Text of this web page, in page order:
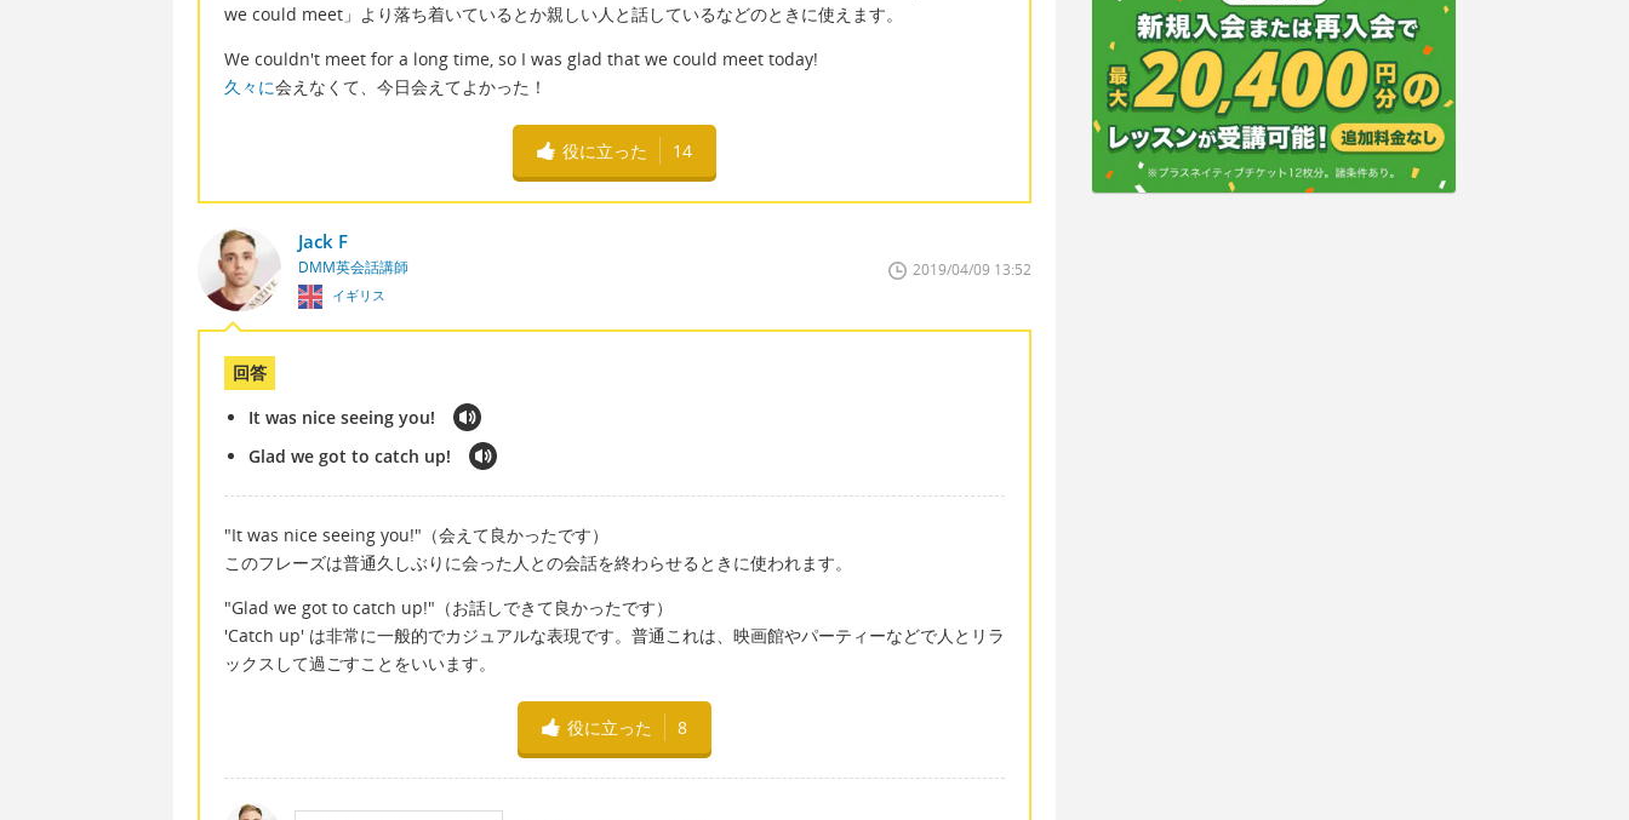
we could meet」より落ち着いているとか親しい人と話しているなどのときに使えます。
We couldn't meet for a long time, so I was glad that we could meet today!
久々に会えなくて、今日会えてよかった！
役に立った 14
Jack F
DMM英会話講師
イギリス
2019/04/09 13:52
回答
It was nice seeing you!
Glad we got to catch up!
"It was nice seeing you!"（会えて良かったです）
このフレーズは普通久しぶりに会った人との会話を終わらせるときに使われます。
"Glad we got to catch up!"（お話しできて良かったです）
'Catch up' は非常に一般的でカジュアルな表現です。普通これは、映画館やパーティーなどで人とリラ
ックスして過ごすことをいいます。
役に立った 8